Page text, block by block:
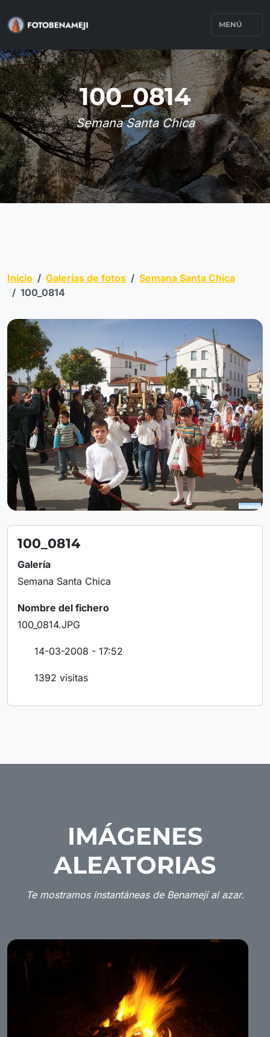
MENÚ
100_0814
Semana Santa Chica
Inicio Galerías de fotos
Semana Santa Chica
100_0814
100_0814
Galería
Semana Santa Chica
Nombre del fichero
100_0814.JPG
14-03-2008 - 17:52
1392 visitas
IMÁGENES
ALEATORIAS
Te mostramos instantáneas de Benamejí al azar.